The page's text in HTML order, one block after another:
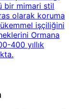
bir mimari stil
olarak koruma
işçiliğini
Ormana
400 yıllık